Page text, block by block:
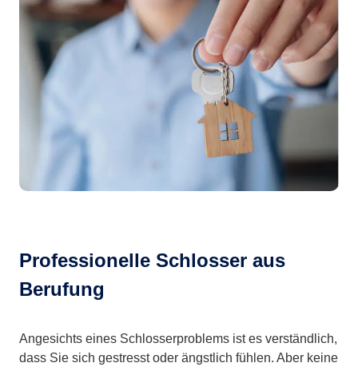
Professionelle Schlosser aus
Berufung
Angesichts eines Schlosserproblems ist es verständlich,
dass Sie sich gestresst oder ängstlich fühlen. Aber keine